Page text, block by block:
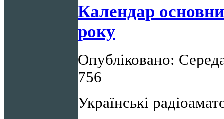
Календар
року
Опубліковано:
756
Українські